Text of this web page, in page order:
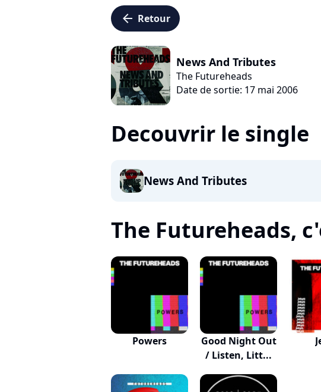
arrow_left Retour
News And Tributes
The Futureheads
Date de sortie: 17 mai 2006
Decouvrir le single
News And Tributes
The Futureheads,
Powers
Good Night Out
/ Listen, Litt...